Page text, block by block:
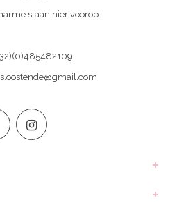
staan hier voorop.